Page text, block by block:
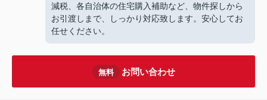
減税、各自治体の住宅購入補助など、物件探しから
お引渡しまで、しっかり対応致します。安心してお
任せください。
無料 お問い合わせ